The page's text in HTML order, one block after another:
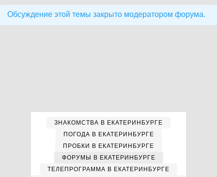
Обсуждение этой темы закрыто модератором форума.
ЗНАКОМСТВА В ЕКАТЕРИНБУРГЕ
ПОГОДА В ЕКАТЕРИНБУРГЕ
ПРОБКИ В ЕКАТЕРИНБУРГЕ
ФОРУМЫ В ЕКАТЕРИНБУРГЕ
ТЕЛЕПРОГРАММА В ЕКАТЕРИНБУРГЕ